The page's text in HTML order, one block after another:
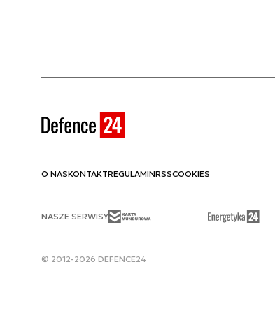
O NASKONTAKTREGULAMINRSSCOOKIES
NASZE SERWISY
© 2012-2026 DEFENCE24